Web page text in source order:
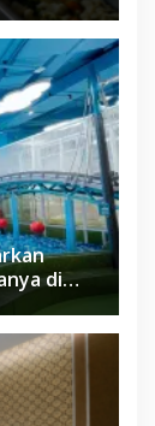
di